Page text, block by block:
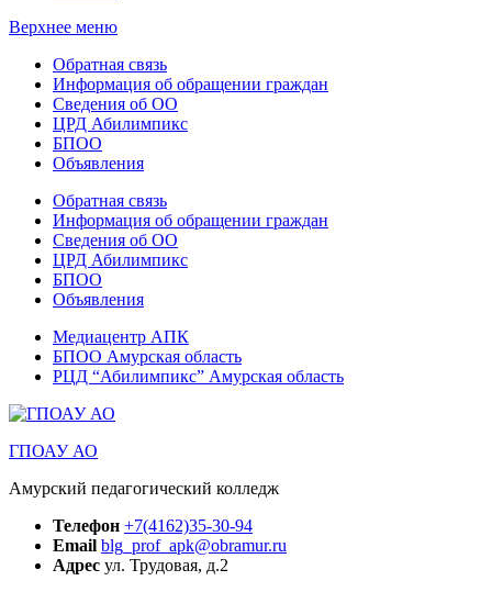
Верхнее меню
Обратная связь
Информация об обращении граждан
Сведения об ОО
ЦРД Абилимпикс
БПОО
Объявления
Обратная связь
Информация об обращении граждан
Сведения об ОО
ЦРД Абилимпикс
БПОО
Объявления
Медиацентр АПК
БПОО Амурская область
РЦД “Абилимпикс” Амурская область
ГПОАУ АО
Амурский педагогический колледж
Телефон +7(4162)35-30-94
Email blg_prof_apk@obramur.ru
Адрес ул. Трудовая, д.2